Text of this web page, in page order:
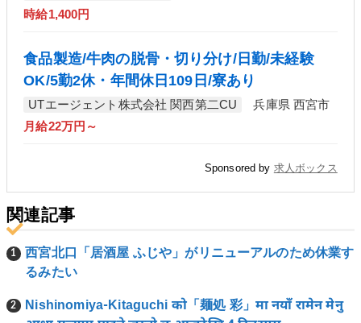
時給1,400円
食品製造/牛肉の脱骨・切り分け/日勤/未経験
OK/5勤2休・年間休日109日/寮あり
UTエージェント株式会社 関西第二CU
兵庫県 西宮市
月給22万円～
Sponsored by 求人ボックス
関連記事
西宮北口「居酒屋 ふじや」がリニューアルのため休業す
るみたい
Nishinomiya-Kitaguchi को「麺処 彩」मा नयाँ रामेन मेनु